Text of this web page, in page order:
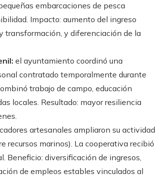
embarcaciones de pesca
Impacto: aumento del ingreso
transformación, y diferenciación de la
el ayuntamiento coordinó una
contratado temporalmente durante
trabajo de campo, educación
locales. Resultado: mayor resiliencia
artesanales ampliaron su actividad
recursos marinos). La cooperativa recibió
Beneficio: diversificación de ingresos,
de empleos estables vinculados al